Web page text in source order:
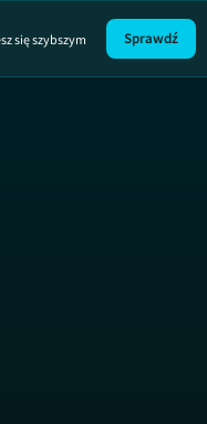
się szybszym
Sprawdź